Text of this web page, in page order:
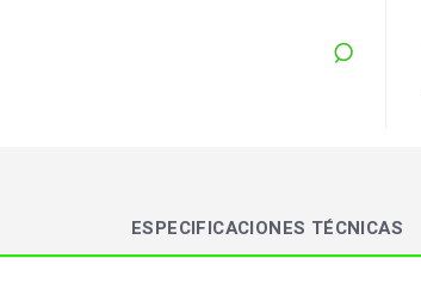
ESPECIFICACIONES TÉCNICAS